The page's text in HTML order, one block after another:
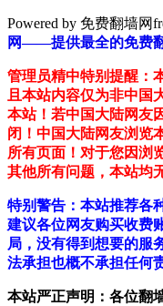
Powered by 免费翻墙网
网——提供最全的免费
管理员精中特别提醒：
且本站内容仅为非中国
本站！若中国大陆网友
闭！中国大陆网友浏览
所有页面！对于您因浏
其他所有问题，本站均
特别警告：本站推荐各
建议各位网友购买收费
局，没有得到想要的服
法承担也概不承担任何
本站严正声明：各位翻